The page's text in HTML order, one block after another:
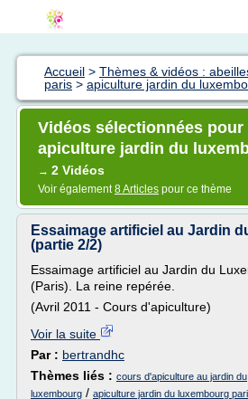
Accueil > Thèmes & vidéos :
paris > apiculture jardin du
Vidéos sélectionnées pour
apiculture jardin du
→ 2 Vidéos
Voir également8 Articles pour ce thème
Essaimage artificiel au Jardin
(partie 2/2)
Essaimage artificiel au Jardin du
(Paris). La reine repérée.
(Avril 2011 - Cours d'apiculture)
Voir la suite
Par : bertrandhc
Thèmes liés : cours d'apiculture au jardin du
luxembourg / apiculture jardin du luxembourg